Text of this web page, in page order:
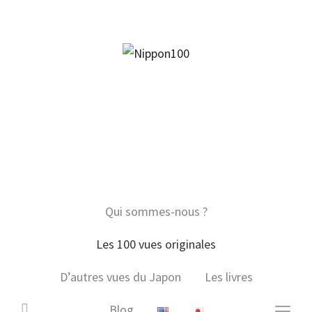
Qui sommes-nous ?
Les 100 vues originales
D’autres vues du Japon Les livres